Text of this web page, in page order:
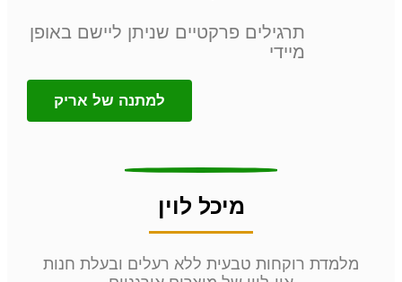
תרגילים פרקטיים שניתן ליישם באופן
מיידי
למתנה של אריק
מיכל לוין
מלמדת רוקחות טבעית ללא רעלים ובעלת חנות